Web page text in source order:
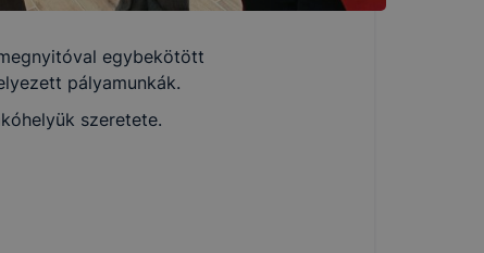
egybekötött
pályamunkák.
szeretete.